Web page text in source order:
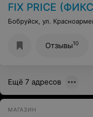
FIX PRICE
Бобруйск, ул.
Отзывы10
Ещё 7 адресов
МАГАЗИН